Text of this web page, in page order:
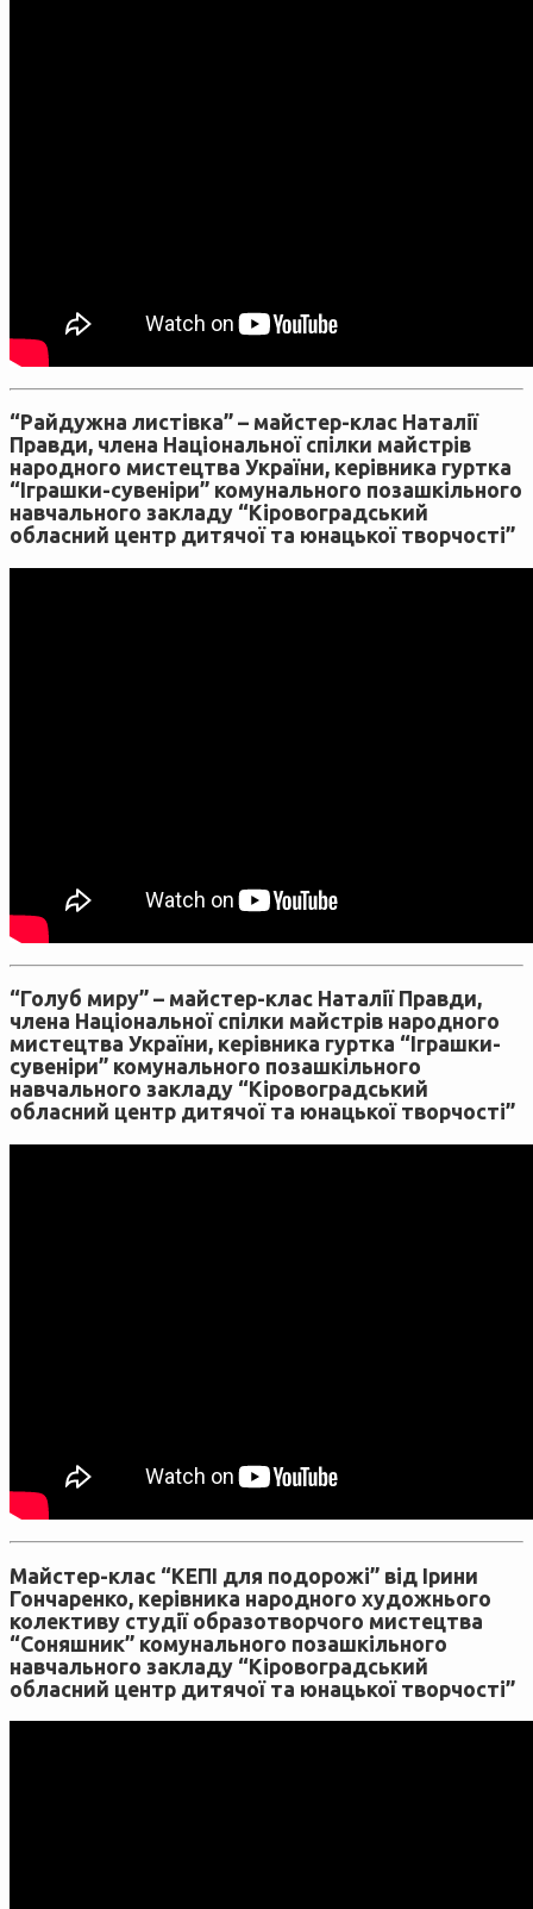
“Райдужна листівка” – майстер-клас Наталії
Правди, члена Національної спілки майстрів
народного мистецтва України, керівника гуртка
“Іграшки-сувеніри” комунального позашкільного
навчального закладу “Кіровоградський
обласний центр дитячої та юнацької творчості”
“Голуб миру” – майстер-клас Наталії Правди,
члена Національної спілки майстрів народного
мистецтва України, керівника гуртка “Іграшки-
сувеніри” комунального позашкільного
навчального закладу “Кіровоградський
обласний центр дитячої та юнацької творчості”
Майстер-клас “КЕПІ для подорожі” від Ірини
Гончаренко, керівника народного художнього
колективу студії образотворчого мистецтва
“Соняшник” комунального позашкільного
навчального закладу “Кіровоградський
обласний центр дитячої та юнацької творчості”